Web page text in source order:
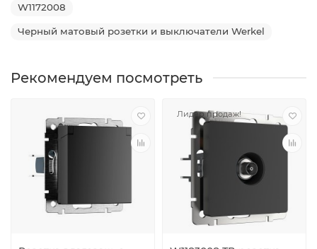
W1172008
Черный матовый розетки и выключатели Werkel
Рекомендуем посмотреть
Лидер продаж!